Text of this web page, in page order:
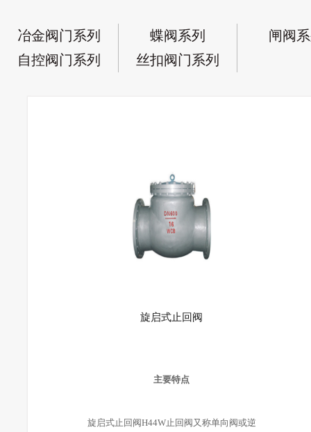
冶金阀门系列 蝶阀系列
闸阀
自控阀门系列
丝扣阀门系列
旋启式止回阀
主要特点
旋启式止回阀H44W止回阀又称单向阀或逆